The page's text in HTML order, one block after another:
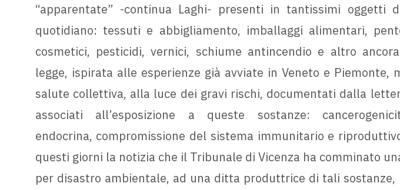
“apparentate” -continua Laghi- presenti in tantissimi oggetti
quotidiano: tessuti e abbigliamento, imballaggi alimentari,
cosmetici, pesticidi, vernici, schiume antincendio e altro
legge, ispirata alle esperienze già avviate in Veneto e Piemonte,
salute collettiva, alla luce dei gravi rischi, documentati dalla
associati all’esposizione a queste sostanze:
endocrina, compromissione del sistema immunitario e
questi giorni la notizia che il Tribunale di Vicenza ha comminato
per disastro ambientale, ad una ditta produttrice di tali sostanze,